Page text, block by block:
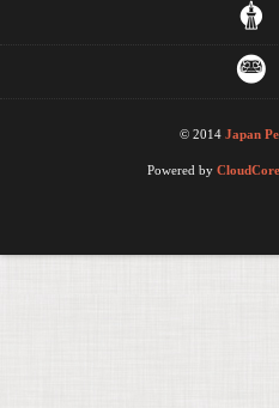
© 2014 Japan
Powered by CloudCore